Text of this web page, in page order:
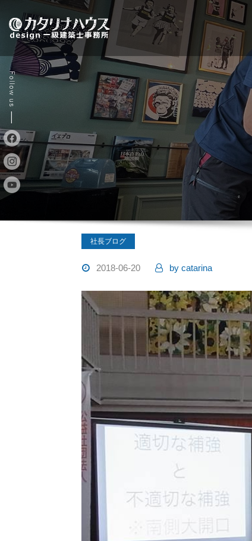
content
社長ブログ
2018-06-20 by catarina